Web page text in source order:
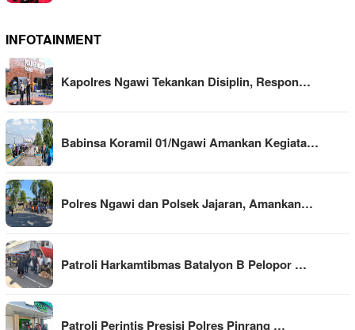
INFOTAINMENT
Kapolres Ngawi Tekankan Disiplin, Respon…
Babinsa Koramil 01/Ngawi Amankan Kegiata…
Polres Ngawi dan Polsek Jajaran, Amankan…
Patroli Harkamtibmas Batalyon B Pelopor …
Patroli Perintis Presisi Polres Pinrang …